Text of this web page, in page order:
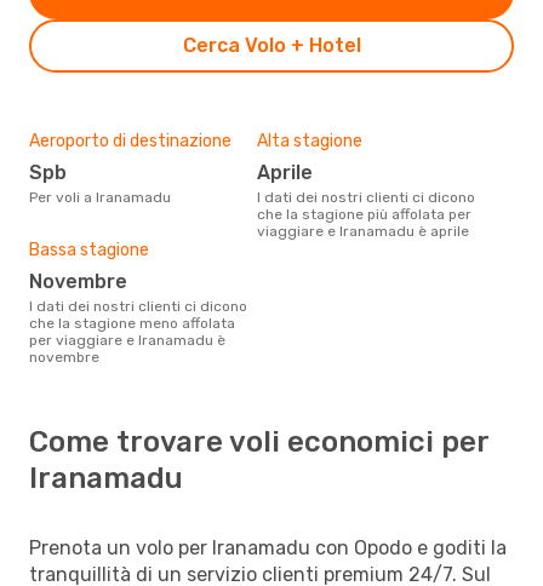
Cerca Volo + Hotel
Aeroporto di destinazione
Spb
Per voli a Iranamadu
Alta stagione
aprile
I dati dei nostri clienti ci dicono
che la stagione più affolata per
viaggiare e Iranamadu è aprile
Bassa stagione
novembre
I dati dei nostri clienti ci dicono
che la stagione meno affolata
per viaggiare e Iranamadu è
novembre
Come trovare voli economici per
Iranamadu
Prenota un volo per Iranamadu con Opodo e goditi la
tranquillità di un servizio clienti premium 24/7. Sul